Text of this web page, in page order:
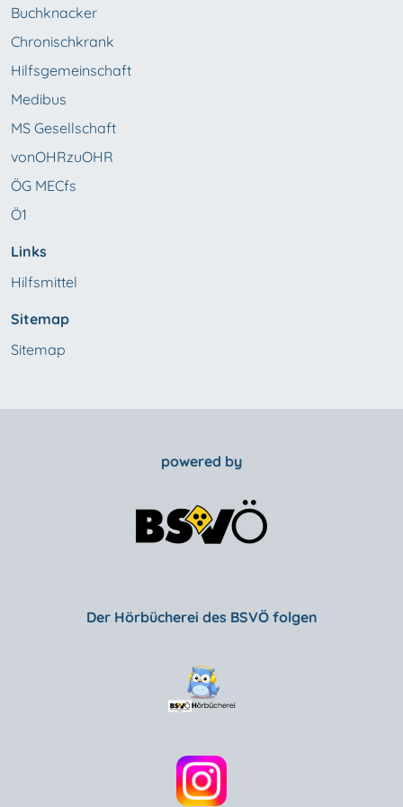
Buchknacker
Chronischkrank
Hilfsgemeinschaft
Medibus
MS Gesellschaft
vonOHRzuOHR
ÖG MECfs
Ö1
Links
Hilfsmittel
Sitemap
Sitemap
powered by
Der Hörbücherei des BSVÖ folgen